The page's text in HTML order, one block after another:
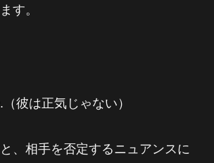
す。
彼は正気じゃない）
、相手を否定するニュアンスに